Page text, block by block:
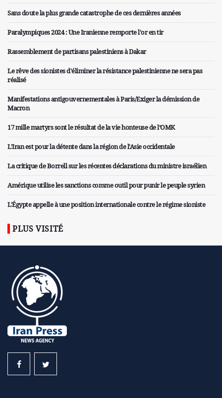
Sans doute la plus grande catastrophe de ces dernières années
Paralympiques 2024 : Une Iranienne remporte l'or en tir
Rassemblement de partisans palestiniens à Dakar
Le rêve des sionistes d'éliminer la résistance palestinienne ne sera pas
réalisé
Manifestations antigouvernementales à Paris/Exiger la démission de
Macron
17 mille martyrs sont le résultat de la vie honteuse de l’OMK
L'Iran est pour la détente dans la région de l'Asie occidentale
La critique de Borrell sur les récentes déclarations du ministre israélien
Amérique utilise les sanctions comme outil pour punir le peuple syrien
L'Égypte appelle à une position internationale contre le régime sioniste
PLUS VISITÉ